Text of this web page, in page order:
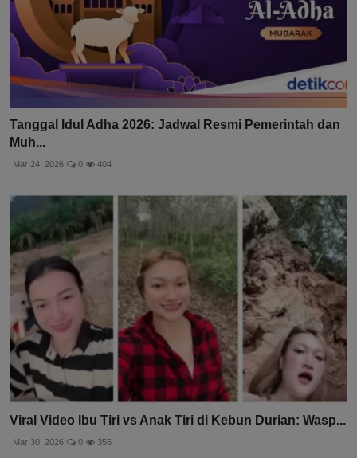
Tanggal Idul Adha 2026: Jadwal Resmi Pemerintah dan
Muh...
Mar 24, 2026 0 404
Viral Video Ibu Tiri vs Anak Tiri di Kebun Durian: Wasp...
Mar 30, 2026 0 356